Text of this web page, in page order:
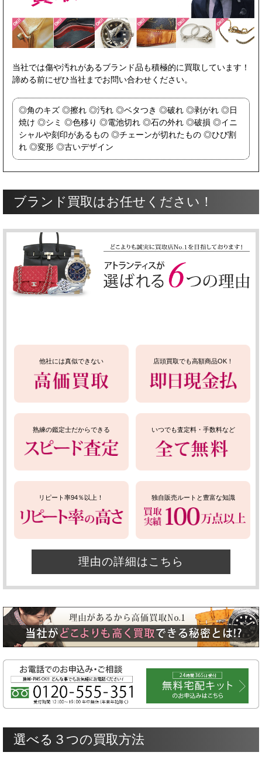
当社では傷や汚れがあるブランド品も積極的に買取しています！
諦める前にぜひ当社までお問い合わせください。
角のキズ 擦れ 汚れ ベタつき 破れ 剥がれ
日
焼け
シミ 色移り 電池切れ 石の外れ 破損
イニ
シャルや刻印があるもの
チェーンが切れたもの
ひび割
れ
変形 古いデザイン
ブランド買取はお任せください！
他社には真似できない 店頭買取でも高額商品OK！
熟練の鑑定士だからできる いつでも査定料・手数料など
リピート率94％以上！ 独自販売ルートと豊富な知識
理由の詳細はこちら
選べる３つの買取方法